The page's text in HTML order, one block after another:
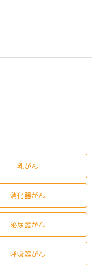
乳がん
消化器がん
泌尿器がん
呼吸器がん